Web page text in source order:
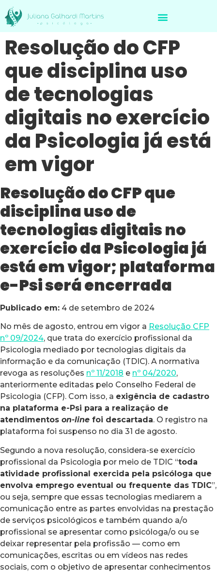
Resolução do CFP
que disciplina uso
de tecnologias
digitais no exercício
da Psicologia já está
em vigor
Resolução do CFP que
disciplina uso de
tecnologias digitais no
exercício da Psicologia já
está em vigor; plataforma
e-Psi será encerrada
Publicado em: 4 de setembro de 2024
No mês de agosto, entrou em vigor a Resolução CFP
nº 09/2024, que trata do exercício profissional da
Psicologia mediado por tecnologias digitais da
informação e da comunicação (TDIC). A normativa
revoga as resoluções nº 11/2018 e nº 04/2020,
anteriormente editadas pelo Conselho Federal de
Psicologia (CFP). Com isso, a exigência de cadastro
na plataforma e-Psi para a realização de
atendimentos on-line foi descartada. O registro na
plataforma foi suspenso no dia 31 de agosto.
Segundo a nova resolução, considera-se exercício
profissional da Psicologia por meio de TDIC “toda
atividade profissional exercida pela psicóloga que
envolva emprego eventual ou frequente das TDIC”,
ou seja, sempre que essas tecnologias mediarem a
comunicação entre as partes envolvidas na prestação
de serviços psicológicos e também quando a/o
profissional se apresentar como psicóloga/o ou se
deixar representar pela profissão — como em
comunicações, escritas ou em vídeos nas redes
sociais, com o objetivo de apresentar conhecimentos